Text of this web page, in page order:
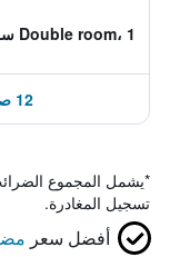
Double room، 1 سرير توأم
12 صفقة إضافية ابتداءً من 687 ﷼
*يشمل المجموع
تسجيل المغادرة.
أفضل سعر